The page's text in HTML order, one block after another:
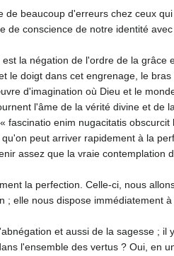
beaucoup d'erreurs chez ceux
conscience de notre identité
la négation de l'ordre de la grâce
le doigt dans cet engrenage, le
d'imagination où Dieu et le
l'âme de la vérité divine et de
fascinatio enim nugaci­tatis obscurcit
peut arriver rapidement à la
assez que la vraie contemplation
la perfection. Celle-ci, nous
elle nous dispose immédiatement
et aussi de la sagesse ; il
l'ensemble des vertus ? Oui, en